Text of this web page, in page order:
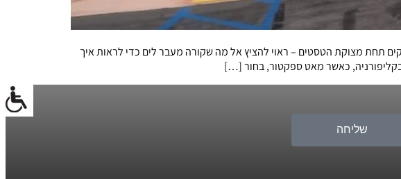
תחת מצוקת הטסטים – ראוי להציץ אל מה שקורה מעבר לים כדי לראות איך
כאשר מאט ספקטור, בחור […]
שליחה